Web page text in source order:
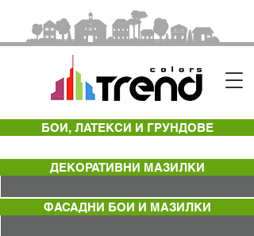
БОИ, ЛАТЕКСИ И ГРУНДОВЕ
ДЕКОРАТИВНИ МАЗИЛКИ
ФАСАДНИ БОИ И МАЗИЛКИ